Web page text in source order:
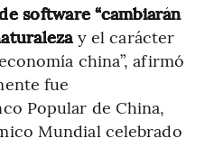
software “cambiarán
y el carácter
china”, afirmó
fue
Popular de China,
Mundial celebrado